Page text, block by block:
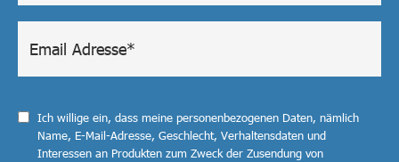
Ich willige ein, dass meine personenbezogenen Daten, nämlich
Name, E-Mail-Adresse, Geschlecht, Verhaltensdaten und
Interessen an Produkten zum Zweck der Zusendung von